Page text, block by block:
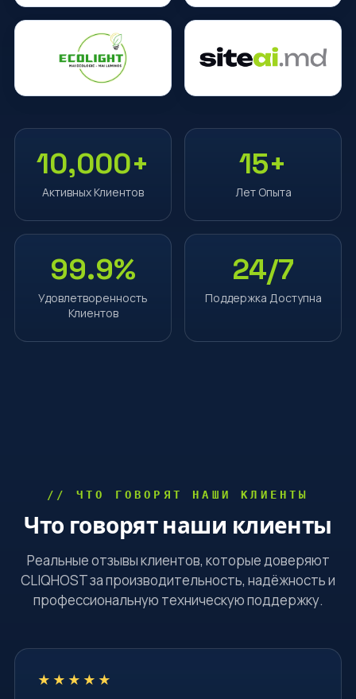
10,000+
Активных Клиентов
15+
Лет Опыта
99.9%
Удовлетворенность
Клиентов
24/7
Поддержка Доступна
// ЧТО ГОВОРЯТ НАШИ КЛИЕНТЫ
Что говорят наши клиенты
Реальные отзывы клиентов, которые доверяют
CLIQHOST за производительность, надёжность и
профессиональную техническую поддержку.
★★★★★